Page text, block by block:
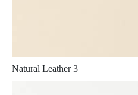
Natural Leather 3